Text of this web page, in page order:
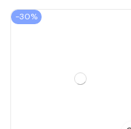
-30%